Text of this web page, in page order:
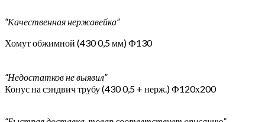
“Качественная нержавейка”
Хомут обжимной (430 0,5 мм) Ф130
“Недостатков не выявил”
Конус на сэндвич трубу (430 0,5 + нерж.) Ф120х200